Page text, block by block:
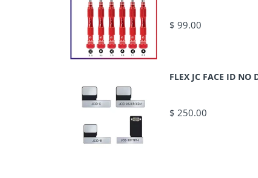
$ 99.00
FLEX JC FACE ID NO
$ 250.00